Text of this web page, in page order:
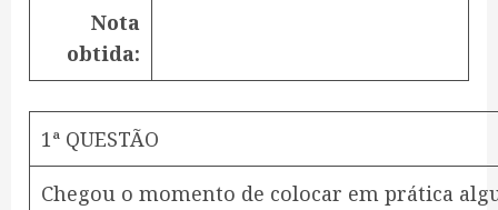
Nota
obtida:
1ª QUESTÃO
Chegou o momento de colocar em prática